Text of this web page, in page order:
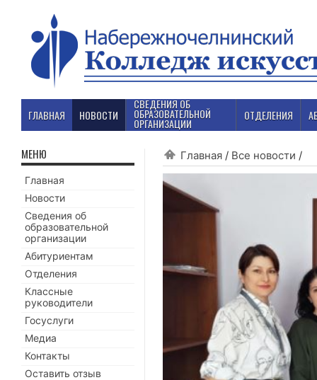
ГЛАВНАЯ НОВОСТИ
СВЕДЕНИЯ ОБ
ОБРАЗОВАТЕЛЬНОЙ
ОРГАНИЗАЦИИ
ОТДЕЛЕНИЯ
Главная / Все новости /
МЕНЮ
Главная
Новости
Сведения об
образовательной
организации
Абитуриентам
Отделения
Классные
руководители
Госуслуги
Медиа
Контакты
Оставить отзыв